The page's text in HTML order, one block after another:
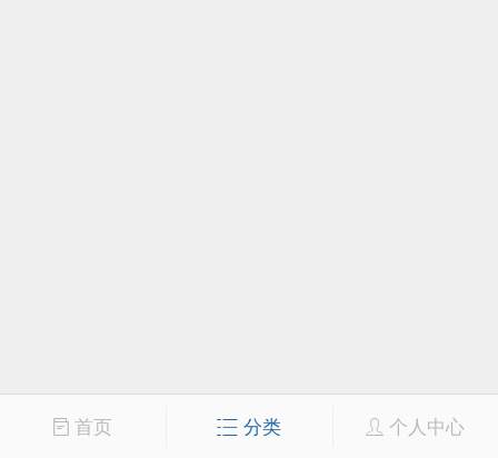
首页 分类 个人中心